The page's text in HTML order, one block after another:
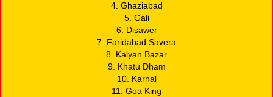
4. Ghaziabad
5. Gali
6. Disawer
7. Faridabad Savera
8. Kalyan Bazar
9. Khatu Dham
10. Karnal
11. Goa King